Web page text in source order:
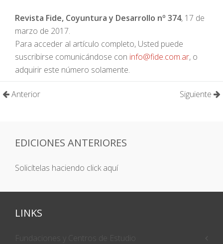
Revista Fide, Coyuntura y Desarrollo nº 374, 17 de
marzo de 2017.
Para acceder al artículo completo, Usted puede
suscribirse comunicándose con info@fide.com.ar, o
adquirir este número solamente.
Anterior Siguiente
EDICIONES ANTERIORES
Solicítelas haciendo click aquí
LINKS
Fundaciones y Centros de Estudio